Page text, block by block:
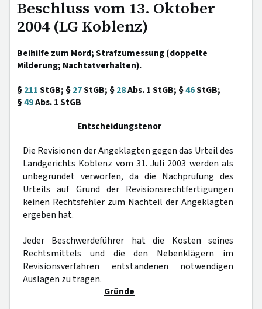
Beschluss vom 13. Oktober
2004 (LG Koblenz)
Beihilfe zum Mord; Strafzumessung (doppelte
Milderung; Nachtatverhalten).
§211StGB; §27StGB; §28Abs. 1 StGB; §46StGB;
§49Abs. 1 StGB
Entscheidungstenor
Die Revisionen der Angeklagten gegen das Urteil des
Landgerichts Koblenz vom 31. Juli 2003 werden als
unbegründet verworfen, da die Nachprüfung des
Urteils auf Grund der Revisionsrechtfertigungen
keinen Rechtsfehler zum Nachteil der Angeklagten
ergeben hat.
Jeder Beschwerdeführer hat die Kosten seines
Rechtsmittels und die den Nebenklägern im
Revisionsverfahren entstandenen notwendigen
Auslagen zu tragen.
Gründe